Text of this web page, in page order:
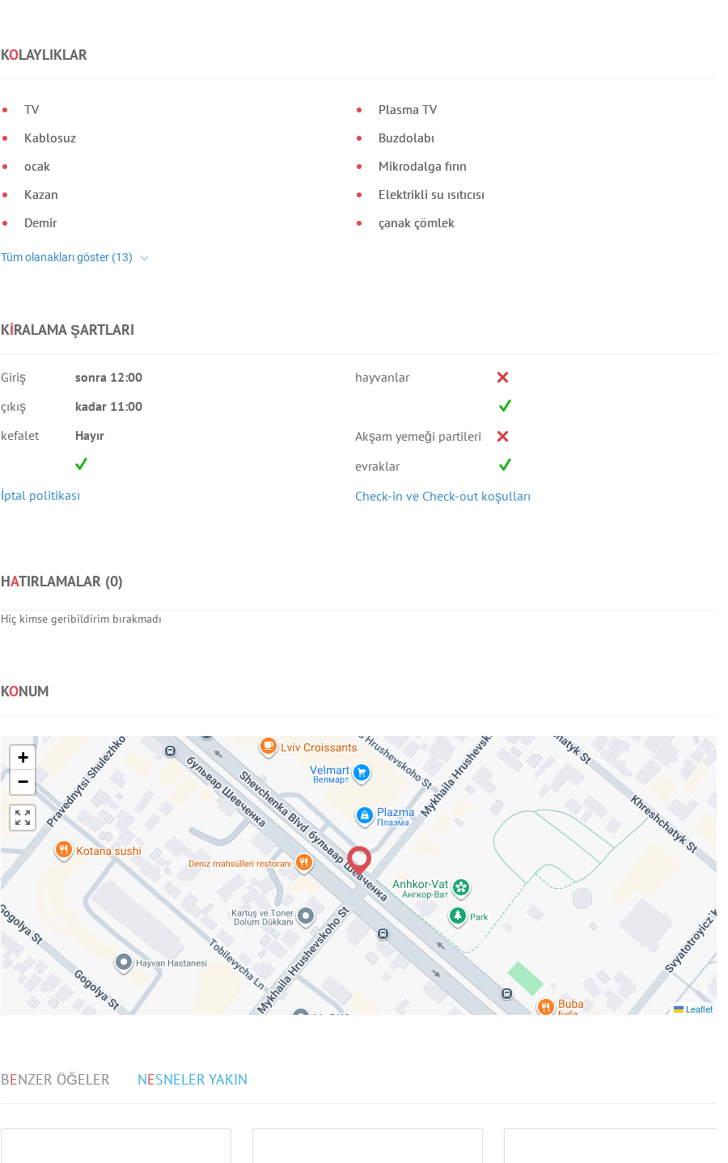
KOLAYLIKLAR
TV
Kablosuz
ocak
Kazan
Demir
Plasma TV
Buzdolabı
Mikrodalga fırın
Elektrikli su ısıtıcısı
çanak çömlek
KIRALAMA ŞARTLARI
Giriş
sonra 12:00
çıkış
kadar 11:00
kefalet
Hayır
İptal politikası
hayvanlar
Akşam yemeği partileri
evraklar
Check-in ve Check-out koşulları
HATIRLAMALAR (0)
Hiç kimse geribildirim bırakmadı
KONUM
+
−
Leaflet
BENZER ÖĞELER NESNELER YAKIN